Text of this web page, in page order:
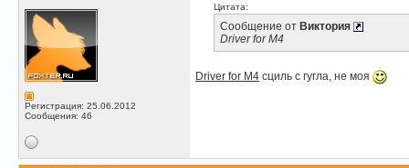
Регистрация: 25.06.2012
Сообщения: 46
Цитата:
Сообщение от Виктория
Driver for M4
Driver for M4 сциль с гугла, не моя